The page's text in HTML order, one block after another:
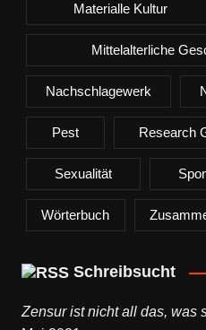
Materialle Kultur
Mittelalterliche
Nachschlagewerk
Pest Research
Sexualität
Wörterbuch
Schreibsucht
Zensur ist nicht all das, was